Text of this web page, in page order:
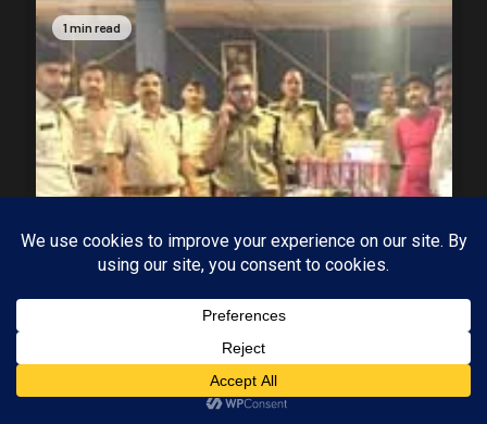
1 min read
ढाबों पर छलका रहे थे जाम, आबकारी विभाग की दबिश,